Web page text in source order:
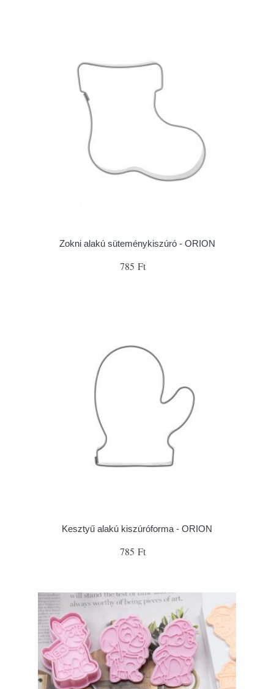
Zokni alakú süteménykiszúró - ORION
785 Ft
Kesztyű alakú kiszúróforma - ORION
785 Ft